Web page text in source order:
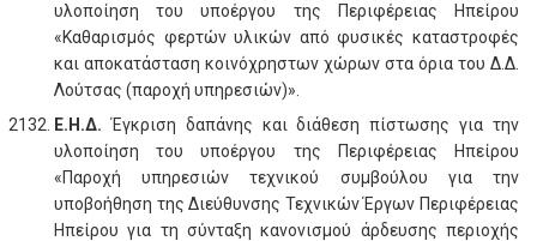
υλοποίηση του υποέργου της Περιφέρειας Ηπείρου
«Καθαρισμός φερτών υλικών από φυσικές καταστροφές
και αποκατάσταση κοινόχρηστων χώρων στα όρια του Δ.Δ.
Λούτσας (παροχή υπηρεσιών)».
Ε.Η.Δ.Έγκριση δαπάνης και διάθεση πίστωσης για την
υλοποίηση του υποέργου της Περιφέρειας Ηπείρου
«Παροχή υπηρεσιών τεχνικού συμβούλου για την
υποβοήθηση της Διεύθυνσης Τεχνικών Έργων Περιφέρειας
Ηπείρου για τη σύνταξη κανονισμού άρδευσης περιοχής